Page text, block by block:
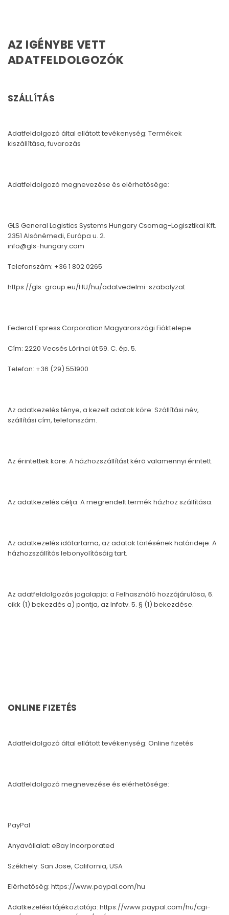
AZ IGÉNYBE VETT
ADATFELDOLGOZÓK
SZÁLLÍTÁS
Adatfeldolgozó által ellátott tevékenység: Termékek
kiszállítása, fuvarozás
Adatfeldolgozó megnevezése és elérhetősége:
GLS General Logistics Systems Hungary Csomag-Logisztikai Kft.
2351 Alsónémedi, Európa u. 2.
info@gls-hungary.com
Telefonszám: +36 1 802 0265
https://gls-group.eu/HU/hu/adatvedelmi-szabalyzat
Federal Express Corporation Magyarországi Fióktelepe
Cím: 2220 Vecsés Lőrinci út 59. C. ép. 5.
Telefon: +36 (29) 551900
Az adatkezelés ténye, a kezelt adatok köre: Szállítási név,
szállítási cím, telefonszám.
Az érintettek köre: A házhozszállítást kérő valamennyi érintett.
Az adatkezelés célja: A megrendelt termék házhoz szállítása.
Az adatkezelés időtartama, az adatok törlésének határideje: A
házhozszállítás lebonyolításáig tart.
Az adatfeldolgozás jogalapja: a Felhasználó hozzájárulása, 6.
cikk (1) bekezdés a) pontja, az Infotv. 5. § (1) bekezdése.
ONLINE FIZETÉS
Adatfeldolgozó által ellátott tevékenység: Online fizetés
Adatfeldolgozó megnevezése és elérhetősége:
PayPal
Anyavállalat: eBay Incorporated
Székhely: San Jose, California, USA
Elérhetőség: https://www.paypal.com/hu
Adatkezelési tájékoztatója: https://www.paypal.com/hu/cgi-